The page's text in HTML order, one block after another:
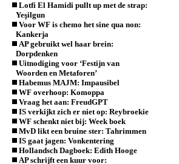
Lotfi El Hamidi pullt up met de strap:
Yeşilgun
Voor WF is chemo het sine qua non:
Kankerja
AP gebruikt wel haar brein:
Dorpdenken
Uitnodiging voor ‘Festijn van
Woorden en Metaforen’
Habemus MAJM: Impausibel
WF overhoop: Komoppa
Vraag het aan: FreudGPT
IS verkijkt zich er niet op: Reybroekie
WF schenkt niet bij: Week boek
MvD likt een bruine ster: Tahrimmen
IS gaat jagen: Vonkentering
Hollandsch Dagboek: Edith Hooge
AP schrijft een kuur voor: